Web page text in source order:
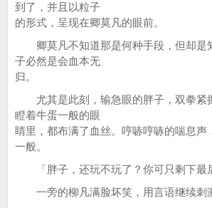
到了，并且以粒子
的形式，呈现在卿莫凡的眼前。
卿莫凡不知道那是何种手段，但却是
子必然是会血本无
归。
尤其是此刻，输急眼的胖子，双拳紧
瞪着牛蛋一般的眼
睛里，都布满了血丝。哼哧哼哧的喘息声
一般。
「胖子，还玩不玩了？你可只剩下最
一旁的柳凡满脸坏笑，用言语继续刺